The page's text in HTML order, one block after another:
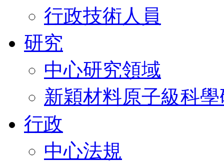
行政技術人員
研究
中心研究領域
新穎材料原子級科
行政
中心法規